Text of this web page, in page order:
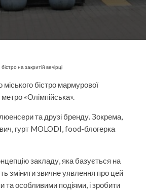
на закритій вечірці
міського бістро мармурової
«Олімпійська».
та друзі бренду. Зокрема,
гурт MOLODI, food-блогерка
закладу, яка базується на
змінити звичне уявлення про цей
та особливими подіями, і зробити